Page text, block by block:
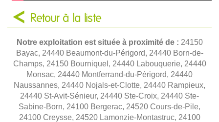
Retour à la liste
Notre exploitation est située à proximité de : 24150
Bayac, 24440 Beaumont-du-Périgord, 24440 Born-de-
Champs, 24150 Bourniquel, 24440 Labouquerie, 24440
Monsac, 24440 Montferrand-du-Périgord, 24440
Naussannes, 24440 Nojals-et-Clotte, 24440 Rampieux,
24440 St-Avit-Sénieur, 24440 Ste-Croix, 24440 Ste-
Sabine-Born, 24100 Bergerac, 24520 Cours-de-Pile,
24100 Creysse, 24520 Lamonzie-Montastruc, 24100